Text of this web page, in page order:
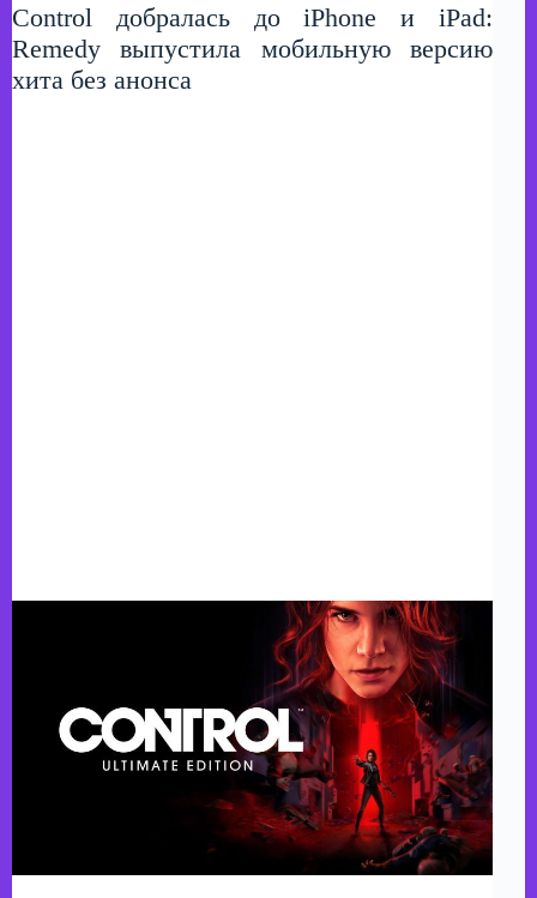
Control добралась до iPhone и iPad:
Remedy выпустила мобильную версию
хита без анонса